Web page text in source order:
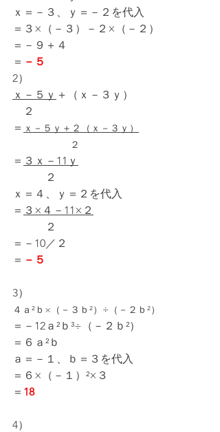
ｘ＝－３、ｙ＝－２を代入
＝３×（－３）－２×（－２）
＝－９＋４
＝ －５
2）
ｘ－５ｙ ＋（ｘ－３ｙ）
２
＝ ｘ－５ｙ＋２（ｘ－３ｙ）
２
＝ ３ｘ－11ｙ
２
ｘ＝４、ｙ＝２を代入
＝ ３×４－11×２
２
＝－10／２
＝ －５
3）
４ａ²ｂ×（－３ｂ²）÷（－２ｂ²）
＝－12ａ²ｂ³÷（－２ｂ²）
＝６ａ²ｂ
ａ＝－１、ｂ＝３を代入
＝６×（－１）²×３
＝ 18
4）